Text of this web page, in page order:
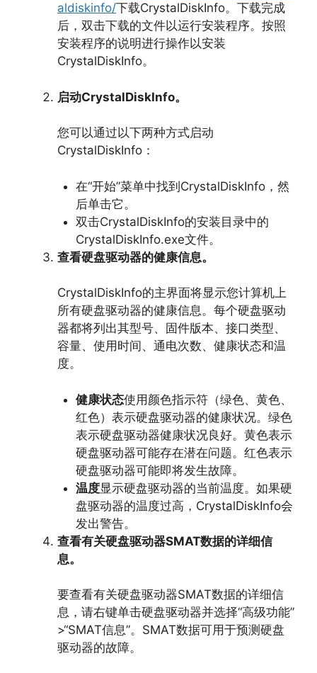
aldiskinfo/下载CrystalDiskInfo。 下载完成
后， 双击下载的文件以运行安装程序。 按照
安装程序的说明进行操作以安装
CrystalDiskInfo。
启动CrystalDiskInfo。
您可以通过以下两种方式启动
CrystalDiskInfo：
在“开始”菜单中找到CrystalDiskInfo， 然
后单击它。
双击CrystalDiskInfo的安装目录中的
CrystalDiskInfo.exe文件。
查看硬盘驱动器的健康信息。
CrystalDiskInfo的主界面将显示您计算机上
所有硬盘驱动器的健康信息。 每个硬盘驱动
器都将列出其型号、 固件版本、 接口类型、
容量、 使用时间、 通电次数、 健康状态和温
度。
健康状态使用颜色指示符（绿色、 黄色、
红色）表示硬盘驱动器的健康状况。 绿色
表示硬盘驱动器健康状况良好。 黄色表示
硬盘驱动器可能存在潜在问题。 红色表示
硬盘驱动器可能即将发生故障。
温度显示硬盘驱动器的当前温度。 如果硬
盘驱动器的温度过高， CrystalDiskInfo会
发出警告。
查看有关硬盘驱动器SMAT数据的详细信
息。
要查看有关硬盘驱动器SMAT数据的详细信
息， 请右键单击硬盘驱动器并选择“高级功能”
>“SMAT信息”。 SMAT数据可用于预测硬盘
驱动器的故障。